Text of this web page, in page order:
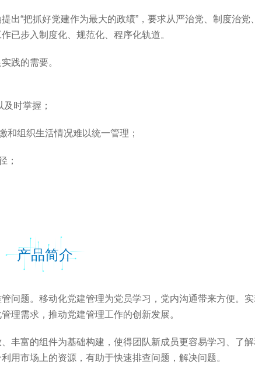
出“把抓好党建作为最大的政绩”，要求从严治党、制度治党
已步入制度化、规范化、程序化轨道。
践的需要。
时掌握；
和组织生活情况难以统一管理；
；
产品简介
题。移动化党建管理为党员学习，党内沟通带来方便。实
理需求，推动党建管理工作的创新发展。
丰富的组件为基础构建，使得团队新成员更容易学习、了
用市场上的资源，有助于快速排查问题，解决问题。